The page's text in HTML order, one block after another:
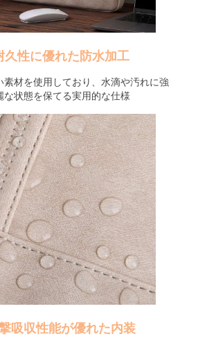
久性に優れた防水加工
素材を使用しており、水滴や汚れに強
な状態を保てる実用的な仕様
吸収性能が優れた内装